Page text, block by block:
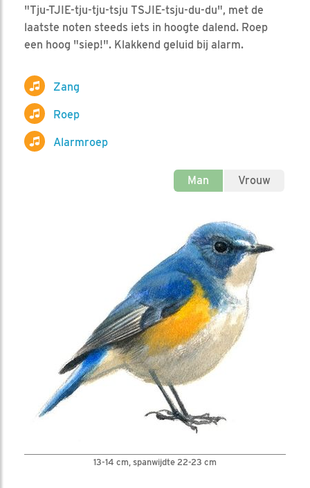
"Tju-TJIE-tju-tju-tsju TSJIE-tsju-du-du", met de
laatste noten steeds iets in hoogte dalend. Roep
een hoog "siep!". Klakkend geluid bij alarm.
Zang
Roep
Alarmroep
Man Vrouw
13-14 cm, spanwijdte 22-23 cm